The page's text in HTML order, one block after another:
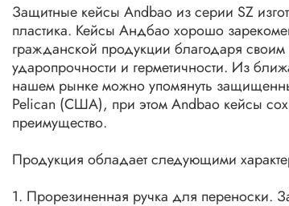
Защитные кейсы Andbao из серии SZ
пластика. Кейсы Андбао хорошо
гражданской продукции благодаря своим
ударопрочности и герметичности. Из
нашем рынке можно упомянуть
Pelican (США), при этом Andbao кейсы
преимущество.
Продукция обладает следующими
1. Прорезиненная ручка для переноски.